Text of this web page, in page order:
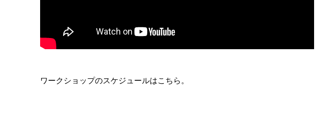
ワークショップのスケジュールはこちら。